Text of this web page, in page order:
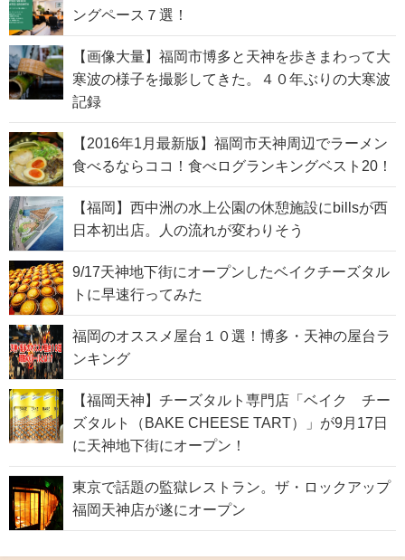
ングペース７選！
【画像大量】福岡市博多と天神を歩きまわって大
寒波の様子を撮影してきた。４０年ぶりの大寒波
記録
【2016年1月最新版】福岡市天神周辺でラーメン
食べるならココ！食べログランキングベスト20！
【福岡】西中洲の水上公園の休憩施設にbillsが西
日本初出店。人の流れが変わりそう
9/17天神地下街にオープンしたベイクチーズタル
トに早速行ってみた
福岡のオススメ屋台１０選！博多・天神の屋台ラ
ンキング
【福岡天神】チーズタルト専門店「ベイク チー
ズタルト（BAKE CHEESE TART）」が9月17日
に天神地下街にオープン！
東京で話題の監獄レストラン。ザ・ロックアップ
福岡天神店が遂にオープン